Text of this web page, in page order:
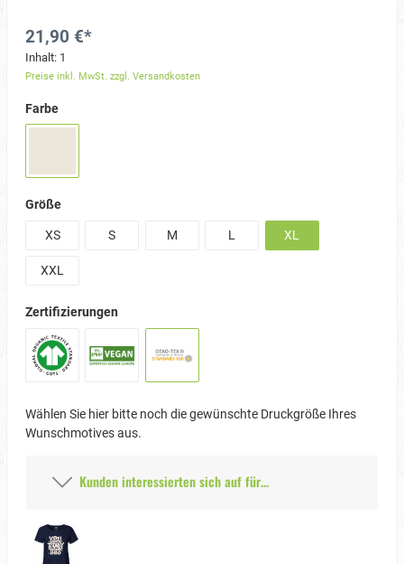
21,90 €*
Inhalt: 1
Preise inkl. MwSt. zzgl. Versandkosten
Farbe
Größe
XS
S M L XL
XXL
Zertifizierungen
Wählen Sie hier bitte noch die gewünschte Druckgröße Ihres
Wunschmotives aus.
Kunden interessierten sich auf für...